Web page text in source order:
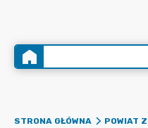
STRONA GŁÓWNA
POWIAT